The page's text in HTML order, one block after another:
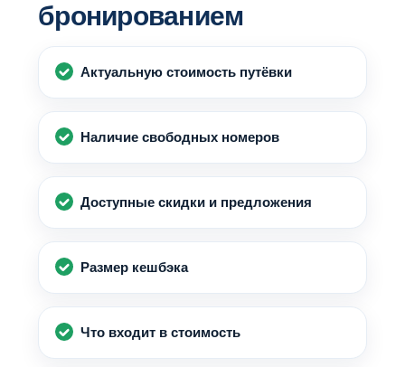
бронированием
Актуальную стоимость путёвки
Наличие свободных номеров
Доступные скидки и предложения
Размер кешбэка
Что входит в стоимость